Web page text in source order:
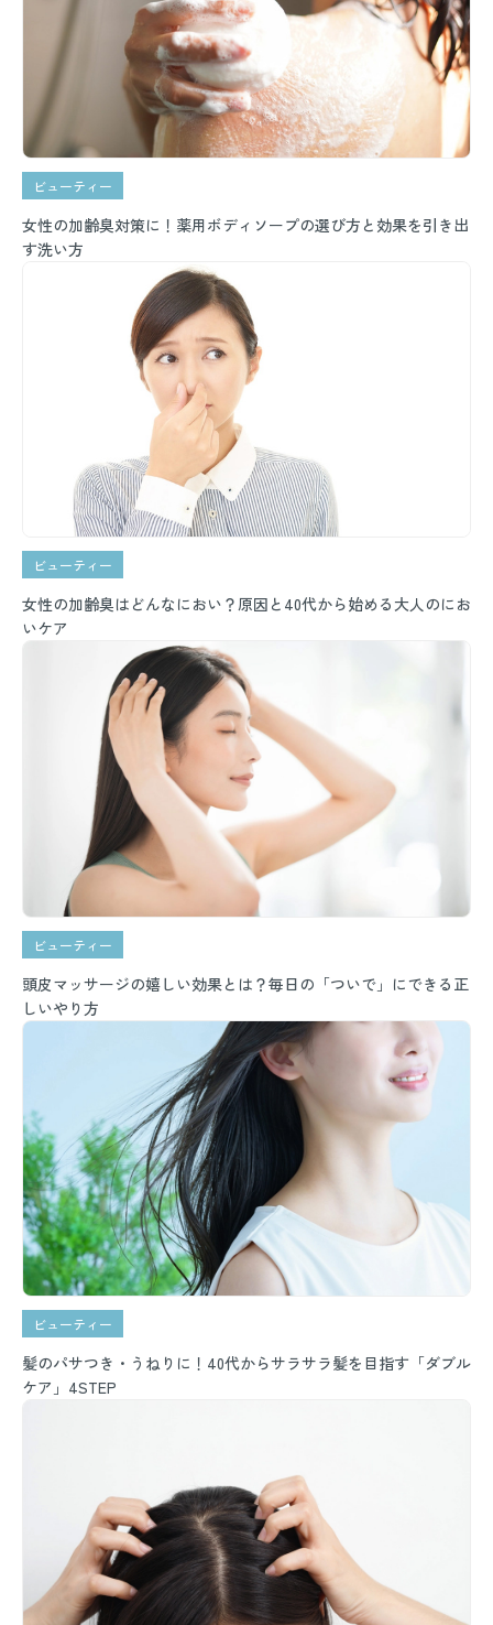
ビューティー
女性の加齢臭対策に！薬用ボディソープの選び方と効果を引き出
す洗い方
ビューティー
女性の加齢臭はどんなにおい？原因と40代から始める大人のにお
いケア
ビューティー
頭皮マッサージの嬉しい効果とは？毎日の「ついで」にできる正
しいやり方
ビューティー
髪のパサつき・うねりに！40代からサラサラ髪を目指す「ダブル
ケア」4STEP